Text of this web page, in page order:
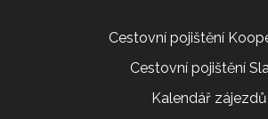
Cestovní pojištění
Cestovní pojištění
Kalendář zájezdů